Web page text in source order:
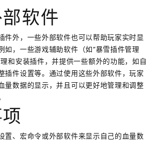
软件
件外，一些外部软件也可以帮助玩家实时显
如，一些游戏辅助软件（如“暴雪插件管理
和安装插件，并提供一些额外的功能，如自
插件设置等。通过使用这些外部软件，玩家
量数据的显示，并且可以更好地管理和调整
置、宏命令或外部软件来显示自己的血量数